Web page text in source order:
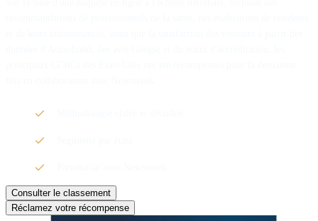
Consulter le classement
Réclamez votre récompense